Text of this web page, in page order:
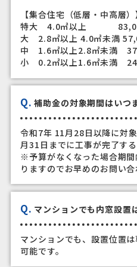
【集合住宅（低層・中高層）
特大 4.0㎡以上 83,000
大 2.8㎡以上 4.0㎡未満
中 1.6㎡以上2.8㎡未満
小 0.2㎡以上1.6㎡未満
Q. 補助金の対象期間はいつ
令和7年 11月28日以降に対
月31日までに工事が完了す
※予算がなくなった場合期
りますのでお早めのお問い合
Q. マンションでも内窓設置
マンションでも、設置位置
可能です。